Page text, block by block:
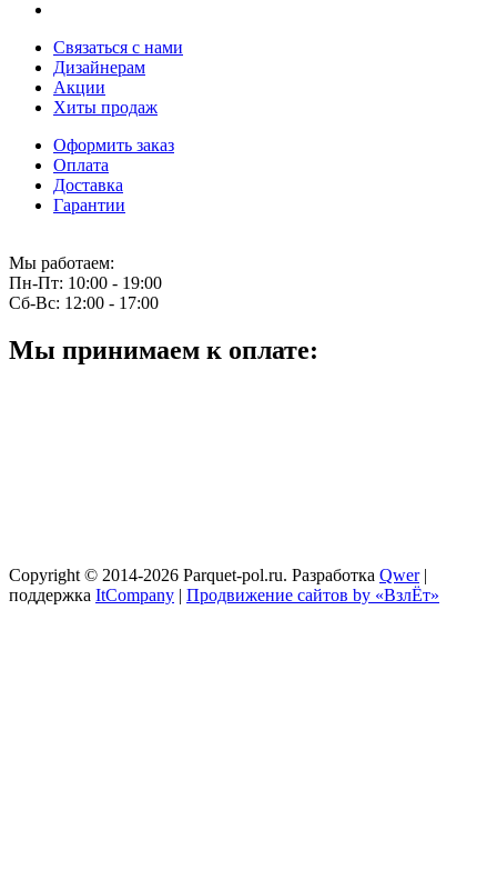
Связаться с нами
Дизайнерам
Акции
Хиты продаж
Оформить заказ
Оплата
Доставка
Гарантии
Мы работаем:
Пн-Пт: 10:00 - 19:00
Сб-Вс: 12:00 - 17:00
Мы принимаем к оплате:
Copyright © 2014-2026 Parquet-pol.ru. Разработка Qwer|
поддержка ItCompany | Продвижение сайтов by «ВзлЁт»